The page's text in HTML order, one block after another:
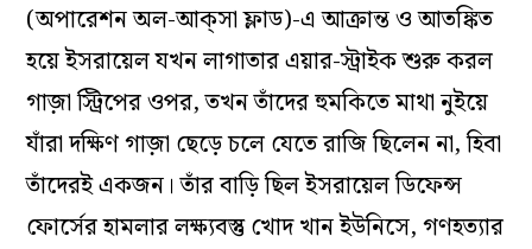
(অপারেশন অল-আক্‌সা ফ্লাড)-এ আক্রান্ত ও আতঙ্কিত
হয়ে ইসরায়েল যখন লাগাতার এয়ার-স্ট্রাইক শুরু করল
গাজ়া স্ট্রিপের ওপর, তখন তাঁদের হুমকিতে মাথা নুইয়ে
যাঁরা দক্ষিণ গাজ়া ছেড়ে চলে যেতে রাজি ছিলেন না, হিবা
তাঁদেরই একজন। তাঁর বাড়ি ছিল ইসরায়েল ডিফেন্স
ফোর্সের হামলার লক্ষ্যবস্তু খোদ খান ইউনিসে, গণহত্যার